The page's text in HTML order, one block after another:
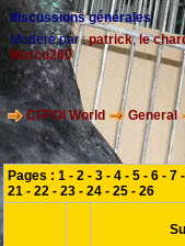
discussions générales
Modéré par :patrick,le
Marco260
CFPOI World General
Pages : 1 - 2 - 3 - 4 - 5 - 6 - 7 -
21 - 22 - 23 - 24 - 25 - 26